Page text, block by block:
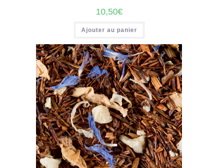
10,50€
Ajouter au panier